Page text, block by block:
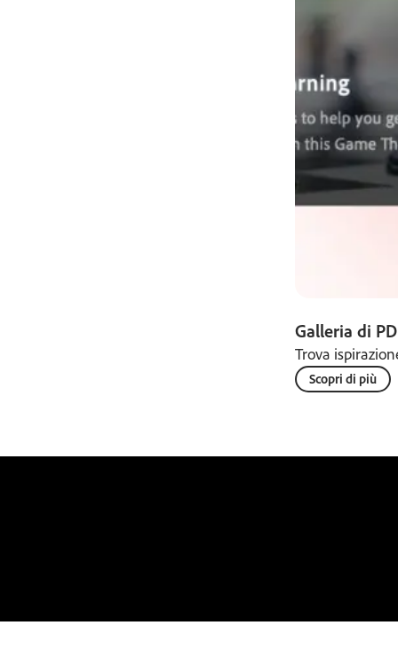
Galleria di
Trova
Scopri di più